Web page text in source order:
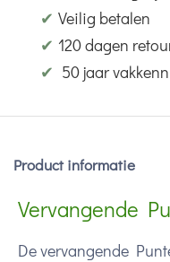
✔ Veilig betalen
✔ 120 dagen
✔ 50 jaar
Product informatie
Vervangende
De vervangende